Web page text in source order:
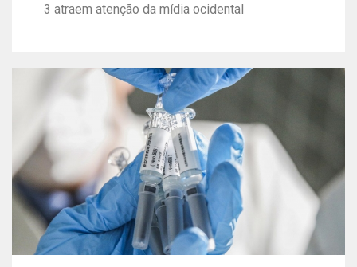
3 atraem atenção da mídia ocidental